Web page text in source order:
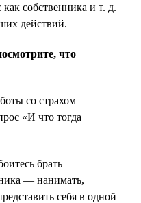
собственника и т. д.
действий.
что
со страхом —
«И что тогда
брать
— нанимать,
себя в одной